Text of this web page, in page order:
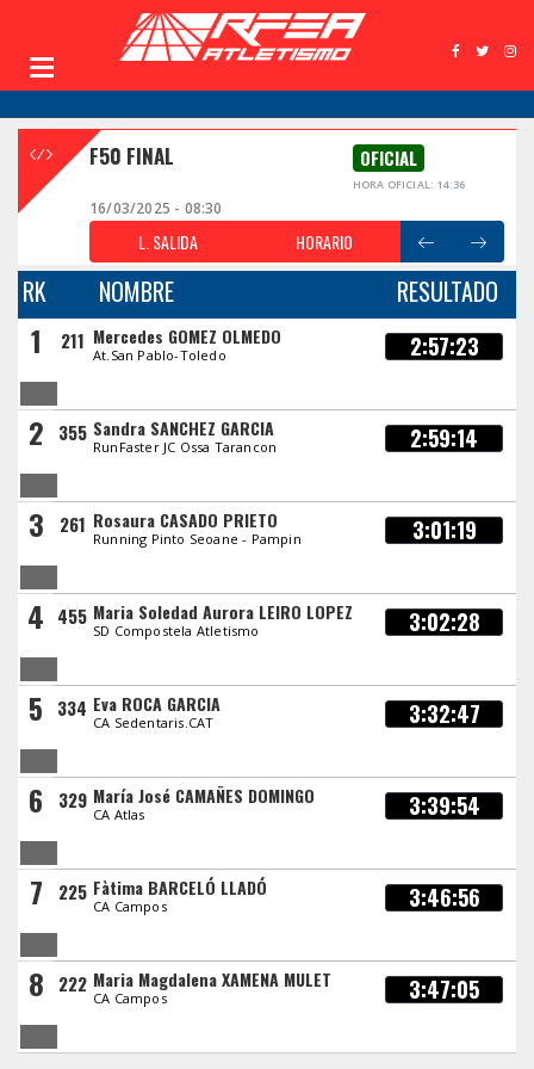
F50 FINAL OFICIAL
HORA OFICIAL: 14:36
16/03/2025 - 08:30
L. SALIDA HORARIO
RK NOMBRE RESULTADO
1 211 Mercedes GOMEZ OLMEDO
At.San Pablo-Toledo 2:57:23
2 355 Sandra SANCHEZ GARCIA
RunFaster JC Ossa Tarancon 2:59:14
3 261 Rosaura CASADO PRIETO
Running Pinto Seoane - Pampin 3:01:19
4 455 Maria Soledad Aurora LEIRO LOPEZ
SD Compostela Atletismo 3:02:28
5 334 Eva ROCA GARCIA
CA Sedentaris.CAT 3:32:47
6 329 María José CAMAÑES DOMINGO
CA Atlas 3:39:54
7 225 Fàtima BARCELÓ LLADÓ
CA Campos 3:46:56
8 222 Maria Magdalena XAMENA MULET
CA Campos 3:47:05